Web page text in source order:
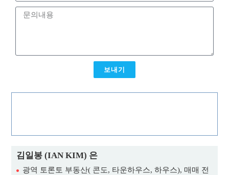
보내기
김일봉 (IAN KIM) 은
광역 토론토 부동산( 콘도, 타운하우스, 하우스), 매매 전